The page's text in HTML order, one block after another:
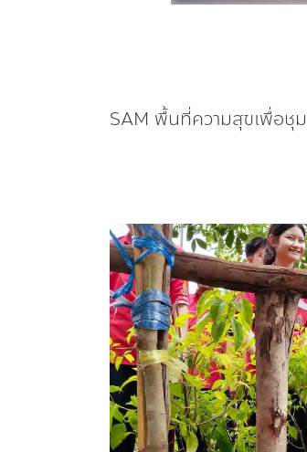
SAM พื้นที่ความสุขเพื่อชุ
SAM
25 ปี
บริจาค
ที่ดิน
ใน
โครงการ
เพื่อ
สังคม “พื้นที่
ความ
สุข